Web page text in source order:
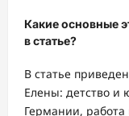
Какие основные
в статье?
В статье
Елены: детство и
Германии,